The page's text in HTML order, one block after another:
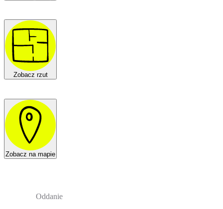
Zobacz rzut
Zobacz na mapie
Oddanie